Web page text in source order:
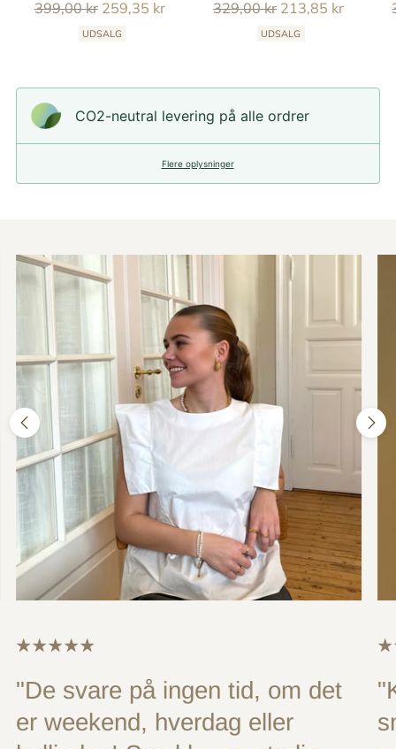
Reguler
399,00 kr 259,35 kr
UDSALG
Reguler
329,00 kr 213,85 kr
UDSALG
CO2-neutral levering på alle ordrer
Flere oplysninger
"De svare på ingen tid, om det
er weekend, hverdag eller